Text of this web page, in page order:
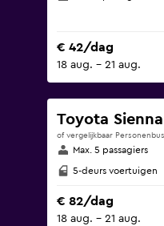
€ 42/dag
18 aug. - 21 aug.
Toyota Sienna
of vergelijkbaar
Max. 5 passagiers
5-deurs voertuigen
€ 82/dag
18 aug. - 21 aug.